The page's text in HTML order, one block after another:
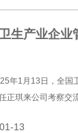
生产业企业
年1月13日，全国
正琪来公司考察交
13